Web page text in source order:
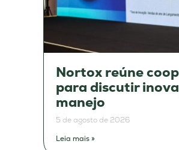
Nortox reúne
para discutir
manejo
5 de agosto de 2026
Leia mais »